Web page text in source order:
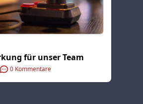
für unser Team
0 Kommentare